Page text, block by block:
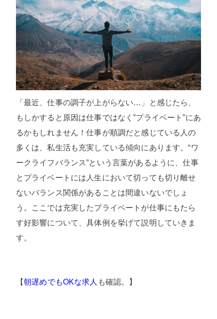
「最近、仕事の調子が上がらない…」と感じたら、
もしかすると原因は仕事ではなく”プライベート”にあ
るかもしれません！仕事が順調だと感じている人の
多くは、私生活も充実している傾向にあります。“ワ
ークライフバランス”という言葉があるように、仕事
とプライベートには人生において切っても切り離せ
ないバランス関係があることは間違いないでしょ
う。ここでは充実したプライベートが仕事にもたら
す好影響について、具体例を挙げて説明していきま
す。
【朝遅めでもOKな求人 も確認。】